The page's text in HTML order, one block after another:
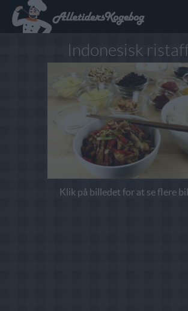
Indonesisk
Klik på billedet for at se flere